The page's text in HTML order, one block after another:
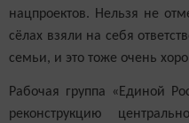
нацпроектов. Нельзя не
сёлах взяли на себя
семьи, и это тоже очень
Рабочая группа «Единой
реконструкцию